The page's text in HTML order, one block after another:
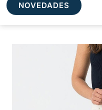
NOVEDADES